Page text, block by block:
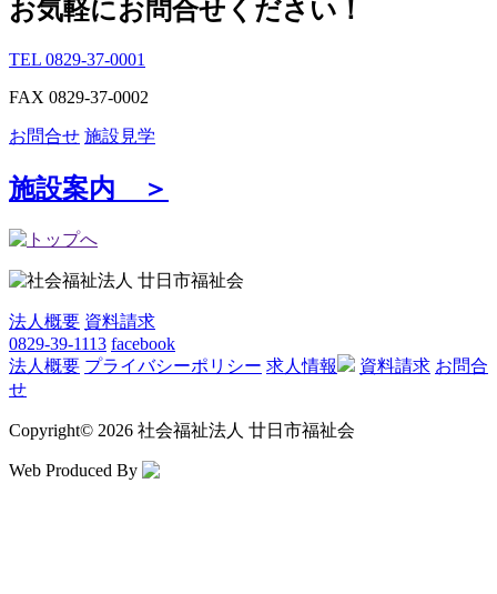
お気軽にお問合せください！
TEL 0829-37-0001
FAX 0829-37-0002
お問合せ 施設見学
施設案内 ＞
法人概要 資料請求
0829-39-1113 facebook
法人概要 プライバシーポリシー 求人情報 資料請求 お問合
せ
Copyright© 2026 社会福祉法人 廿日市福祉会
Web Produced By